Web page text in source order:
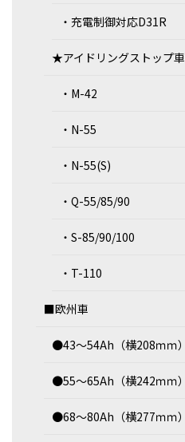
・充電制御対応D31R
★アイドリングストップ車
・M-42
・N-55
・N-55(S)
・Q-55/85/90
・S-85/90/100
・T-110
■欧州車
●43～54Ah（横208ｍｍ）
●55～65Ah（横242ｍｍ）
●68～80Ah（横277ｍｍ）